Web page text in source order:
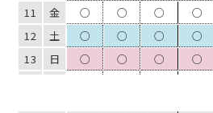
11
金 ○ ○ ○ ○
12
土 ○ ○ ○ ○
13
日 ○ ○ ○ ○